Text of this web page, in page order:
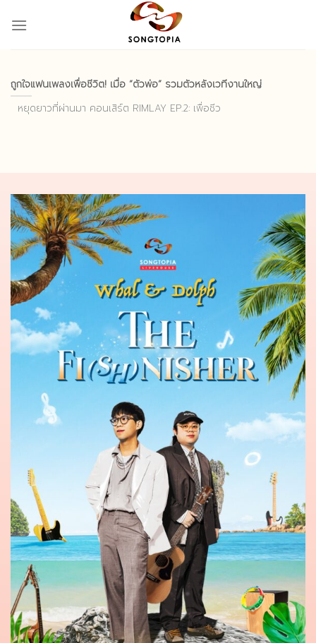
ถูกใจแฟนเพลงเพื่อชีวิต! เมื่อ “ตัวพ่อ” รวมตัวหลังเวทีงานใหญ่
หยุดยาวที่ผ่านมา คอนเสิร์ต RIMLAY EP.2: เพื่อชีว